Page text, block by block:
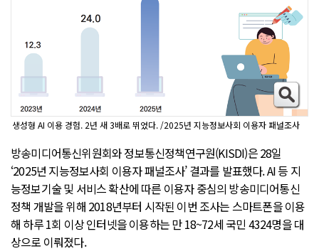
생성형 AI 이용 경험. 2년 새 3배로 뛰었다. /2025년 지능정보사회 이용자 패널조사
방송미디어통신위원회와 정보통신정책연구원(KISDI)은 28일
‘2025년 지능정보사회 이용자 패널조사’ 결과를 발표했다. AI 등 지
능정보기술 및 서비스 확산에 따른 이용자 중심의 방송미디어통신
정책 개발을 위해 2018년부터 시작된 이번 조사는 스마트폰을 이용
해 하루 1회 이상 인터넷을 이용하는 만 18~72세 국민 4324명을 대
상으로 이뤄졌다.